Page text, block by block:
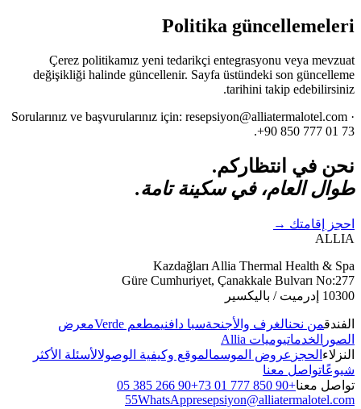
Politika güncellemeleri
Çerez politikamız yeni tedarikçi entegrasyonu veya mevzuat
değişikliği halinde güncellenir. Sayfa üstündeki son güncelleme
tarihini takip edebilirsiniz.
Sorularınız ve başvurularınız için: resepsiyon@alliatermalotel.com ·
+90 850 777 01 73.
نحن في انتظاركم.
طوال العام، في سكينة تامة.
احجز إقامتك →
ALLIA
Kazdağları Allia Thermal Health & Spa
Güre Cumhuriyet, Çanakkale Bulvarı No:277
10300 إدرميت / باليكسير
الفندقمن نحنالغرف والأجنحةسبا دافنيمطعم Verde
معرض
الصور الخدماتيوميات Allia
النزلاء الحجز عروض الموسمالموقع وكيفية الوصولالأسئلة الأكثر
شيوعًاتواصل معنا
تواصل معنا+90 850 777 01 73
+90 266 385 05
55WhatsAppresepsiyon@alliatermalotel.com